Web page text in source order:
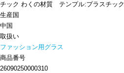
チック わくの材質 テンプル:プラスチック
生産国
中国
取扱い
ファッション用グラス
商品番号
26090250000310